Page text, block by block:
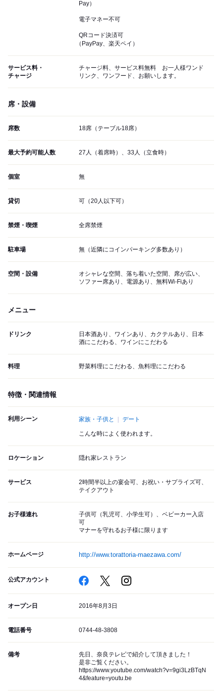
Pay）
電子マネー不可
QRコード決済可
（PayPay、楽天ペイ）
サービス料・
チャージ
チャージ料、サービス料無料 お一人様ワンド
リンク、ワンフード、お願いします。
席・設備
席数 18席（テーブル18席）
最大予約可能人数 27人（着席時）、33人（立食時）
個室 無
貸切 可（20人以下可）
禁煙・喫煙 全席禁煙
駐車場 無（近隣にコインパーキング多数あり）
空間・設備
オシャレな空間、落ち着いた空間、席が広い、
ソファー席あり、電源あり、無料Wi-Fiあり
メニュー
ドリンク
日本酒あり、ワインあり、カクテルあり、日本
酒にこだわる、ワインにこだわる
料理 野菜料理にこだわる、魚料理にこだわる
特徴・関連情報
利用シーン 家族・子供と デート
こんな時によく使われます。
ロケーション 隠れ家レストラン
サービス
2時間半以上の宴会可、お祝い・サプライズ可、
テイクアウト
お子様連れ
子供可（乳児可、小学生可）、ベビーカー入店
可
マナーを守れるお子様に限ります
ホームページ http://www.torattoria-maezawa.com/
公式アカウント
オープン日 2016年8月3日
電話番号 0744-48-3808
備考
先日、奈良テレビで紹介して頂きました！
是非ご覧ください。
https://www.youtube.com/watch?v=9gi3LzBTqN
4&feature=youtu.be